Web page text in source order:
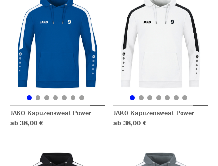
JAKO Kapuzensweat Power
ab 38,00 €
JAKO Kapuzensweat Power
ab 38,00 €